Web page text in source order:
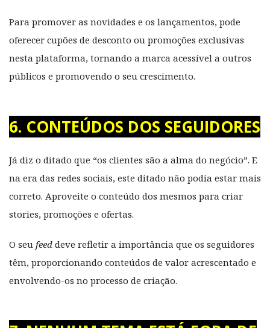
Para promover as novidades e os lançamentos, pode
oferecer cupões de desconto ou promoções exclusivas
nesta plataforma, tornando a marca acessível a outros
públicos e promovendo o seu crescimento.
6. CONTEÚDOS DOS SEGUIDORES
Já diz o ditado que “os clientes são a alma do negócio”. E
na era das redes sociais, este ditado não podia estar mais
correto. Aproveite o conteúdo dos mesmos para criar
stories, promoções e ofertas.
O seu feed deve refletir a importância que os seguidores
têm, proporcionando conteúdos de valor acrescentado e
envolvendo-os no processo de criação.